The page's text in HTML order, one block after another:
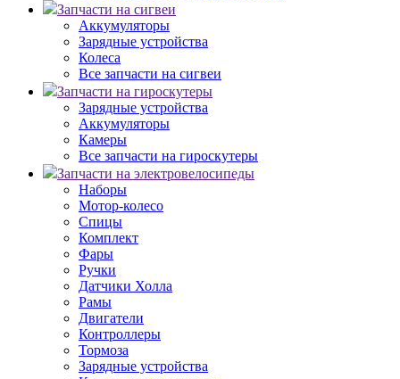
Запчасти на сигвеи
Аккумуляторы
Зарядные устройства
Колеса
Все запчасти на сигвеи
Запчасти на гироскутеры
Зарядные устройства
Аккумуляторы
Камеры
Все запчасти на гироскутеры
Запчасти на электровелосипеды
Наборы
Мотор-колесо
Спицы
Комплект
Фары
Ручки
Датчики Холла
Рамы
Двигатели
Контроллеры
Тормоза
Зарядные устройства